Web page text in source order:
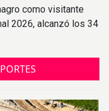
como visitante
2026, alcanzó los 34